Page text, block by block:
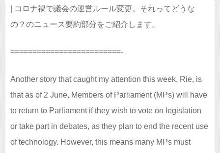
| コロナ禍で議会の運営ルール変更。それってどうな
の？のニュース要約部分をご紹介します。
=========================-
Another story that caught my attention this week, Rie, is
that as of 2 June, Members of Parliament (MPs) will have
to return to Parliament if they wish to vote on legislation
or take part in debates, as they plan to end the recent use
of technology. However, this means many MPs must